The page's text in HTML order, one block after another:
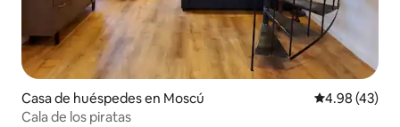
Casa de huéspedes en Moscú Calificación
4.98 (43)
Cala de los piratas